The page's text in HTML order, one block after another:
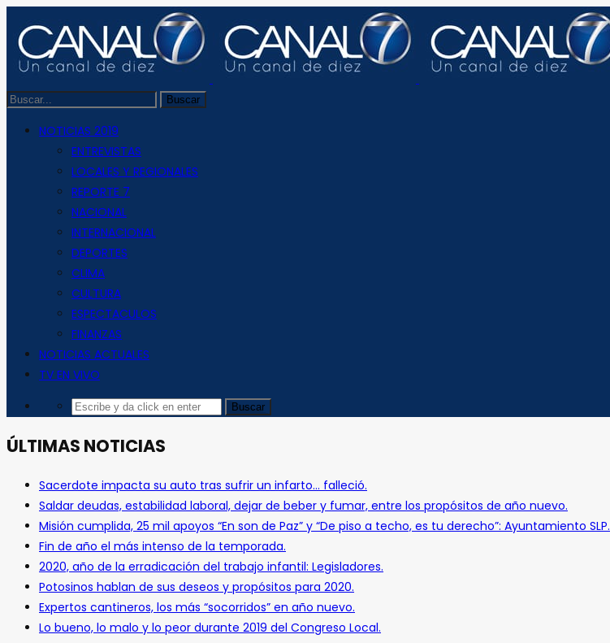
NOTICIAS 2019
ENTREVISTAS
LOCALES Y REGIONALES
REPORTE 7
NACIONAL
INTERNACIONAL
DEPORTES
CLIMA
CULTURA
ESPECTACULOS
FINANZAS
NOTICIAS ACTUALES
TV EN VIVO
ÚLTIMAS NOTICIAS
Sacerdote impacta su auto tras sufrir un infarto… falleció.
Saldar deudas, estabilidad laboral, dejar de beber y fumar, entre los propósitos de año nuevo.
Misión cumplida, 25 mil apoyos “En son de Paz” y “De piso a techo, es tu derecho”: Ayuntamiento SLP.
Fin de año el más intenso de la temporada.
2020, año de la erradicación del trabajo infantil: Legisladores.
Potosinos hablan de sus deseos y propósitos para 2020.
Expertos cantineros, los más “socorridos” en año nuevo.
Lo bueno, lo malo y lo peor durante 2019 del Congreso Local.